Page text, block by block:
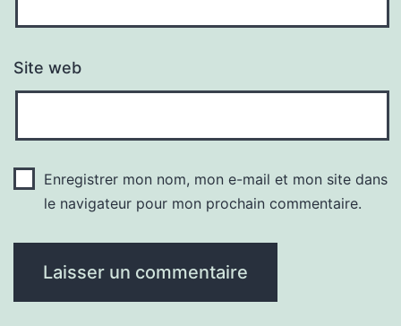
Site web
Enregistrer mon nom, mon e-mail et mon site dans
le navigateur pour mon prochain commentaire.